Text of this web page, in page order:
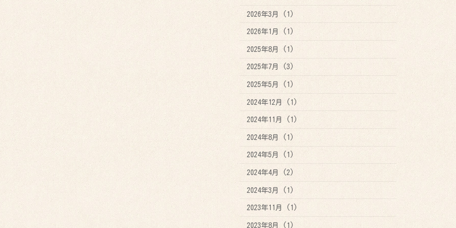
2026年3月 (1)
2026年1月 (1)
2025年8月 (1)
2025年7月 (3)
2025年5月 (1)
2024年12月 (1)
2024年11月 (1)
2024年8月 (1)
2024年5月 (1)
2024年4月 (2)
2024年3月 (1)
2023年11月 (1)
2023年8月 (1)